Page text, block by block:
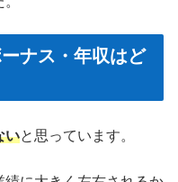
ナス・年収はど
いと思っています。